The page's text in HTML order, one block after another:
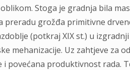
Stoga je gradnja bila
preradu grožđa primitivne
(potkraj XIX st.) u
mehanizacije. Uz zahtjeve za
i povećana produktivnost rada.